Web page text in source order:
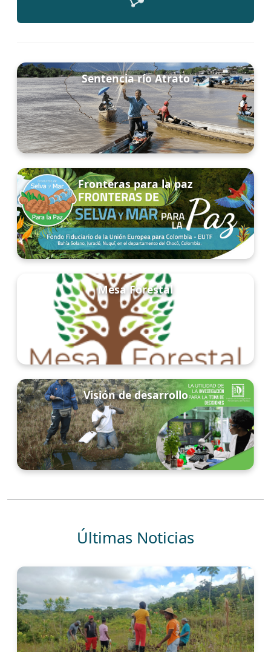
Sentencia río Atrato
Fronteras para la paz
Mesa Forestal
Visión de desarrollo
Últimas Noticias